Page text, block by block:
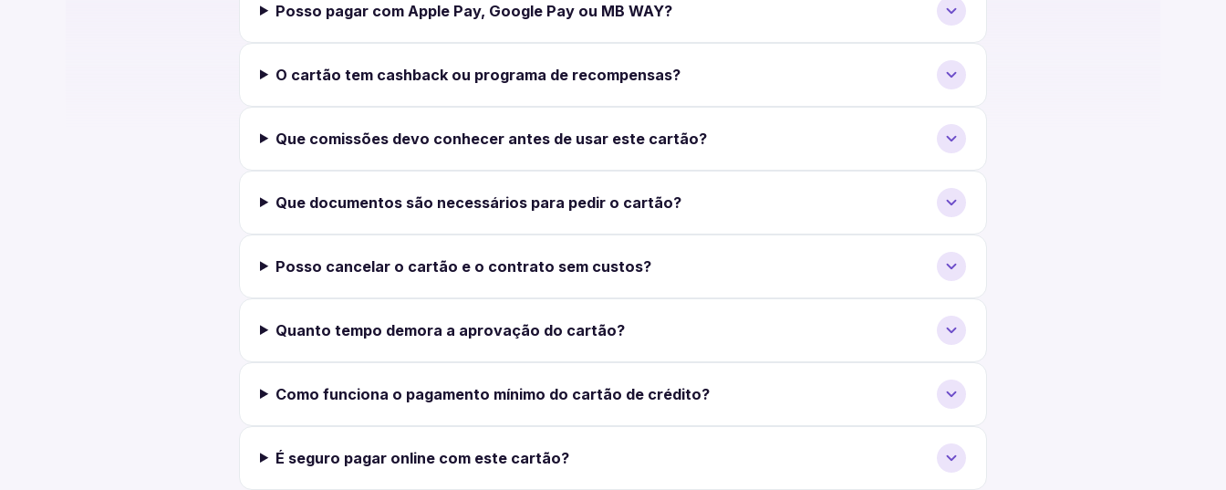
Posso pagar com Apple Pay, Google Pay ou MB WAY?
O cartão tem cashback ou programa de recompensas?
Que comissões devo conhecer antes de usar este cartão?
Que documentos são necessários para pedir o cartão?
Posso cancelar o cartão e o contrato sem custos?
Quanto tempo demora a aprovação do cartão?
Como funciona o pagamento mínimo do cartão de crédito?
É seguro pagar online com este cartão?